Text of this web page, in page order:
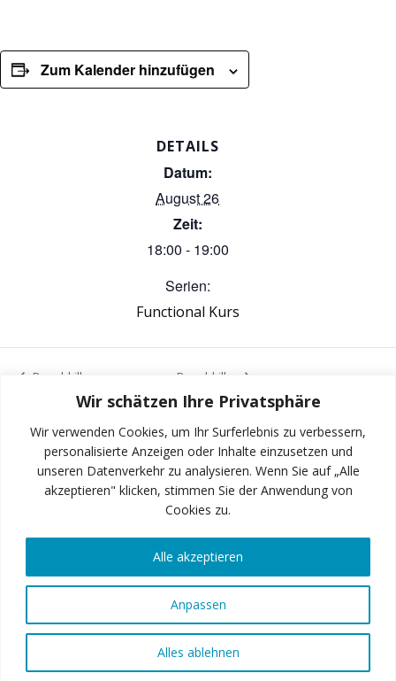
Wir schätzen Ihre Privatsphäre
Wir verwenden Cookies, um Ihr Surferlebnis zu verbessern,
personalisierte Anzeigen oder Inhalte einzusetzen und
unseren Datenverkehr zu analysieren. Wenn Sie auf „Alle
akzeptieren" klicken, stimmen Sie der Anwendung von
Cookies zu.
Anpassen
Alles ablehnen
Alle akzeptieren
Zum Kalender hinzufügen
DETAILS
Datum:
August 26
Zeit:
18:00 - 19:00
Serien:
Functional Kurs
Bauchkiller Bauchkiller
INSTAGRAM
FACEBOOK
© 2026 Art of Fitness GmbH